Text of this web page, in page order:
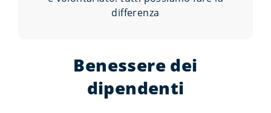
differenza
Benessere dei
dipendenti